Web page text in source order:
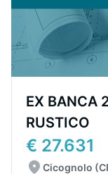
EX BANCA
RUSTICO
€ 27.631
Cicognolo